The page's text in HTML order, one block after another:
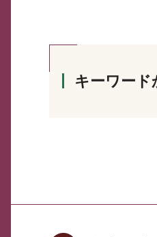
キーワード